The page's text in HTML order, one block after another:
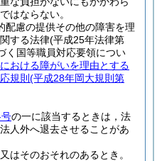
はならない。
配慮の提供その他の障害を理
する法律(平成25年法律第
く国等職員対応要領につい
おける障がいを理由とする
規則 (平成28年岡大規則第
の一に該当するときは，法
人外へ退去させることがあ
はそのおそれのあるとき。